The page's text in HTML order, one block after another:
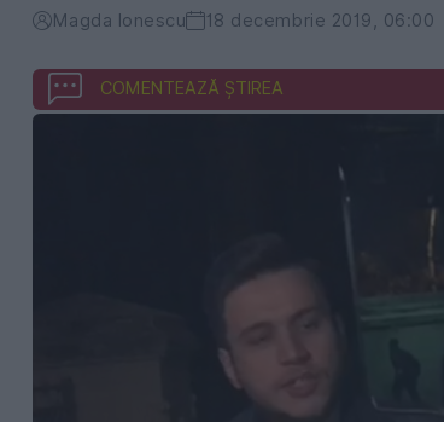
Magda Ionescu 18 decembrie 2019, 06:00
COMENTEAZĂ ȘTIREA